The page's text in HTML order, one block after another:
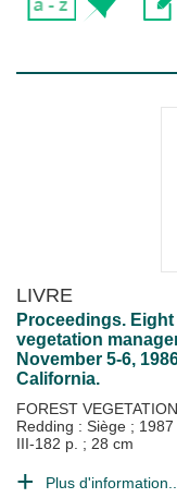
LIVRE
Proceedings.
vegetation
November 5-6,
California.
FOREST
Redding : Siège ; 1987
III-182 p. ; 28 cm
Plus d'information...